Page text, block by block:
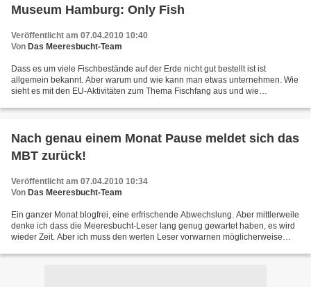
Museum Hamburg: Only Fish
Veröffentlicht am 07.04.2010 10:40
Von Das Meeresbucht-Team
Dass es um viele Fischbestände auf der Erde nicht gut bestellt ist ist
allgemein bekannt. Aber warum und wie kann man etwas unternehmen. Wie
sieht es mit den EU-Aktivitäten zum Thema Fischfang aus und wie
Nach genau einem Monat Pause meldet sich das
MBT zurück!
Veröffentlicht am 07.04.2010 10:34
Von Das Meeresbucht-Team
Ein ganzer Monat blogfrei, eine erfrischende Abwechslung. Aber mittlerweile
denke ich dass die Meeresbucht-Leser lang genug gewartet haben, es wird
wieder Zeit. Aber ich muss den werten Leser vorwarnen möglicherweise